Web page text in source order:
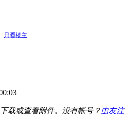
只看楼主
载或查看附件。没有帐号？ 虫友注